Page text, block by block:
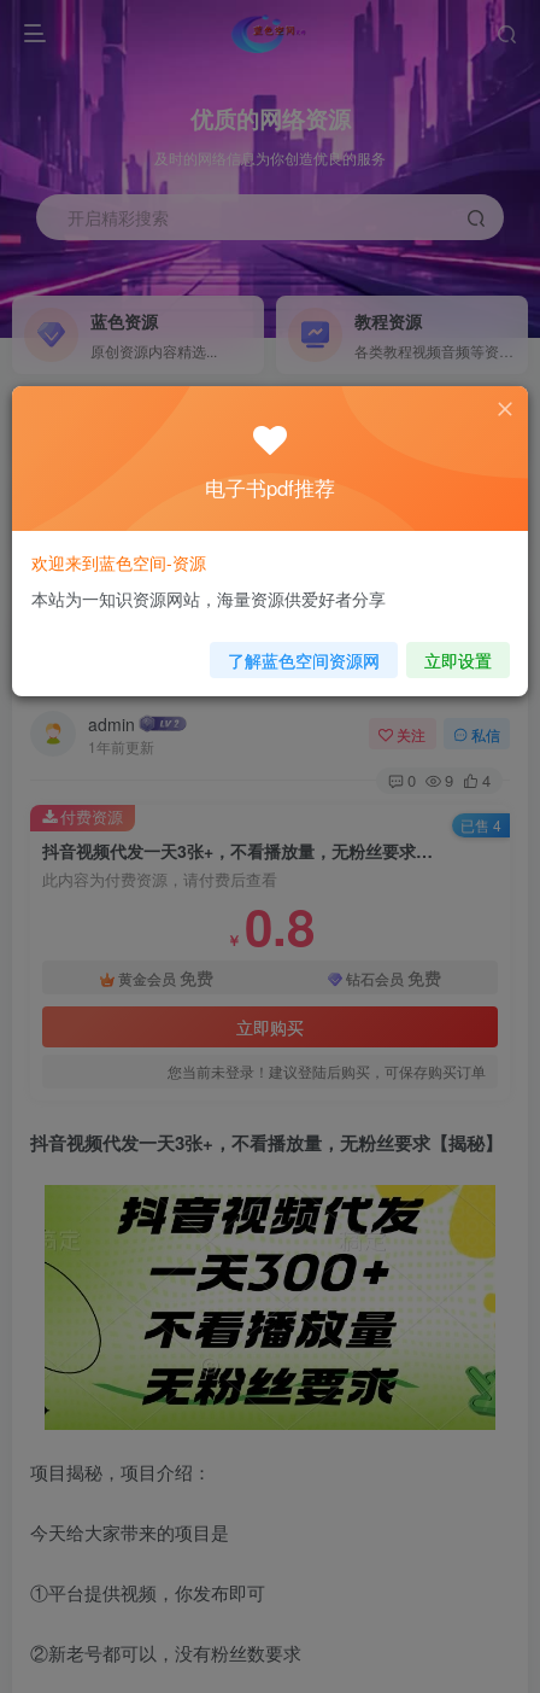
优质的网络资源
及时的网络信息为你创造优良的服务
开启精彩搜索
蓝色资源
原创资源内容精选...
教程资源
计算机 移动设备 软件下载....
电子书籍下载...
首页 自媒体类 正文
抖音视频代发一天3张+，不看播放量，无粉丝要
admin
1年前更新
关注 私信
0 9 4
抖音视频代发一天3张+，不看播放量，无粉丝要求【揭秘】
此内容为付费资源，请付费后查看
￥ 0.8
黄金会员 免费 钻石会员 免费
立即购买
您当前未登录！建议登陆后购买，可保存购买订单
付费资源 已售 4
抖音视频代发一天3张+，不看播放量，无粉丝要求【揭秘】
项目揭秘，项目介绍：
今天给大家带来的项目是
①平台提供视频，你发布即可
②新老号都可以，没有粉丝数要求
电子书pdf推荐
欢迎来到蓝色空间-资源
本站为一知识资源网站，海量资源供爱好者分享
了解蓝色空间资源网 立即设置